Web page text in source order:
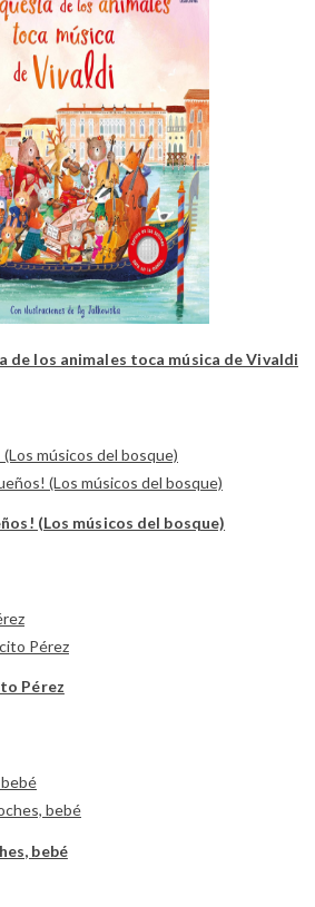
de los animales toca música de Vivaldi
(Los músicos del bosque)
Pérez
bebé